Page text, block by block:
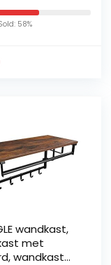
kapstokken
58%
wandkast,
met
wandkast